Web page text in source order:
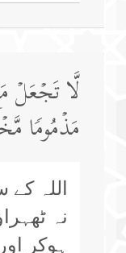
لَّا تَجۡعَلۡ
مَذۡمُومࣰا
اللہ کے
نہ
ہوکر